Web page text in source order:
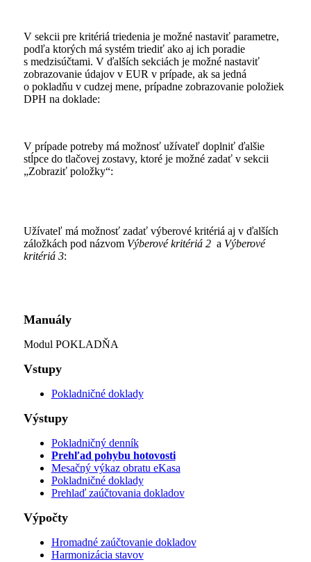
V sekcii pre kritériá triedenia je možné nastaviť parametre,
podľa ktorých má systém triediť ako aj ich poradie
s medzisúčtami. V ďalších sekciách je možné nastaviť
zobrazovanie údajov v EUR v prípade, ak sa jedná
o pokladňu v cudzej mene, prípadne zobrazovanie položiek
DPH na doklade:
V prípade potreby má možnosť užívateľ doplniť ďalšie
stĺpce do tlačovej zostavy, ktoré je možné zadať v sekcii
„Zobraziť položky“:
Užívateľ má možnosť zadať výberové kritériá aj v ďalších
záložkách pod názvom Výberové kritériá 2a Výberové
kritériá 3:
Manuály
Modul POKLADŇA
Vstupy
Pokladničné doklady
Výstupy
Pokladničný denník
Prehľad pohybu hotovosti
Mesačný výkaz obratu eKasa
Pokladničné doklady
Prehlaď zaúčtovania dokladov
Výpočty
Hromadné zaúčtovanie dokladov
Harmonizácia stavov